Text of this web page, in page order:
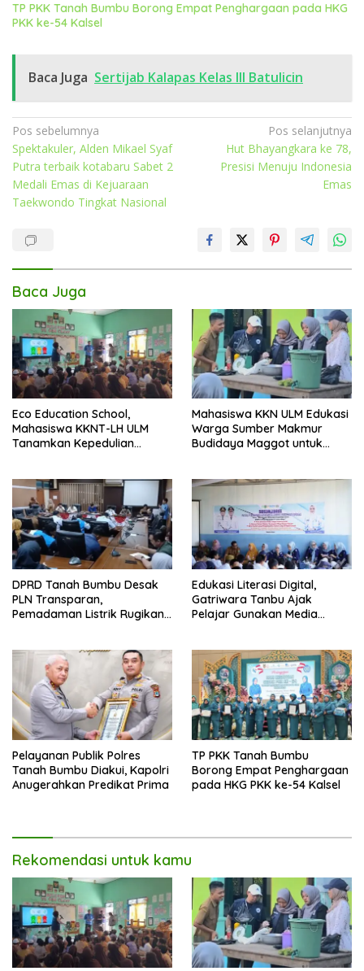
TP PKK Tanah Bumbu Borong Empat Penghargaan pada HKG
PKK ke-54 Kalsel
Baca Juga Sertijab Kalapas Kelas III Batulicin
Navigasi
pos
Pos sebelumnya
Spektakuler, Alden Mikael Syaf
Putra terbaik kotabaru Sabet 2
Medali Emas di Kejuaraan
Taekwondo Tingkat Nasional
Pos selanjutnya
Hut Bhayangkara ke 78,
Presisi Menuju Indonesia
Emas
Baca Juga
Eco Education School,
Mahasiswa KKNT-LH ULM
Tanamkan Kepedulian
Mahasiswa KKN ULM Edukasi
Warga Sumber Makmur
Budidaya Maggot untuk
DPRD Tanah Bumbu Desak
PLN Transparan,
Pemadaman Listrik Rugikan
Edukasi Literasi Digital,
Gatriwara Tanbu Ajak
Pelajar Gunakan Media
Pelayanan Publik Polres
Tanah Bumbu Diakui, Kapolri
Anugerahkan Predikat Prima
TP PKK Tanah Bumbu
Borong Empat Penghargaan
pada HKG PKK ke-54 Kalsel
Rekomendasi untuk kamu